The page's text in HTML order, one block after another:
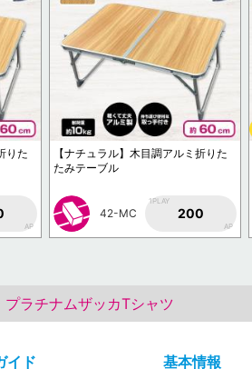
りた
AP
【ナチュラル】木目調アルミ折りた
たみテーブル
42-MC
1PLAY
200
AP
ラチナムザッカTシャツ
イド 基本情報